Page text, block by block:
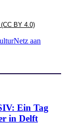
BY 4.0)
aan
Ein Tag
in Delft